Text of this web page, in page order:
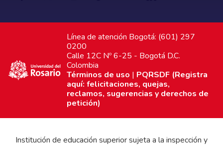
Línea de atención Bogotá: (601) 297
0200
Calle 12C Nº 6-25 - Bogotá D.C.
Colombia
Términos de uso | PQRSDF (Registra
aquí: felicitaciones, quejas,
reclamos, sugerencias y derechos de
petición)
Institución de educación superior sujeta a la inspección y